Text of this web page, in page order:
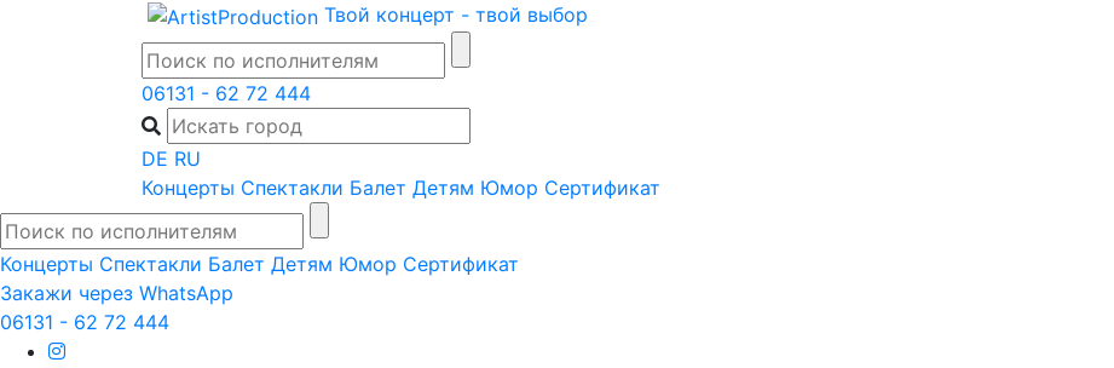
Твой концерт - твой выбор
06131 - 62 72 444
DE RU
Концерты Спектакли Балет Детям Юмор Сертификат
Концерты Спектакли Балет Детям Юмор Сертификат
Закажи через WhatsApp
06131 - 62 72 444